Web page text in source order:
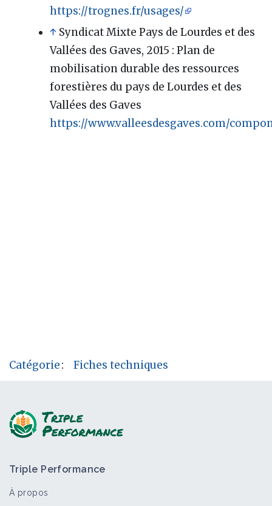
https://trognes.fr/usages/
↑ Syndicat Mixte Pays de Lourdes et des
Vallées des Gaves, 2015 : Plan de
mobilisation durable des ressources
forestières du pays de Lourdes et des
Vallées des Gaves
https://www.valleesdesgaves.com/
Catégorie: Fiches techniques
Triple Performance
À propos